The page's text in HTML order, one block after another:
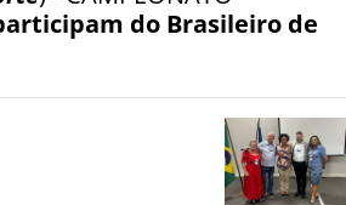
do Brasileiro de